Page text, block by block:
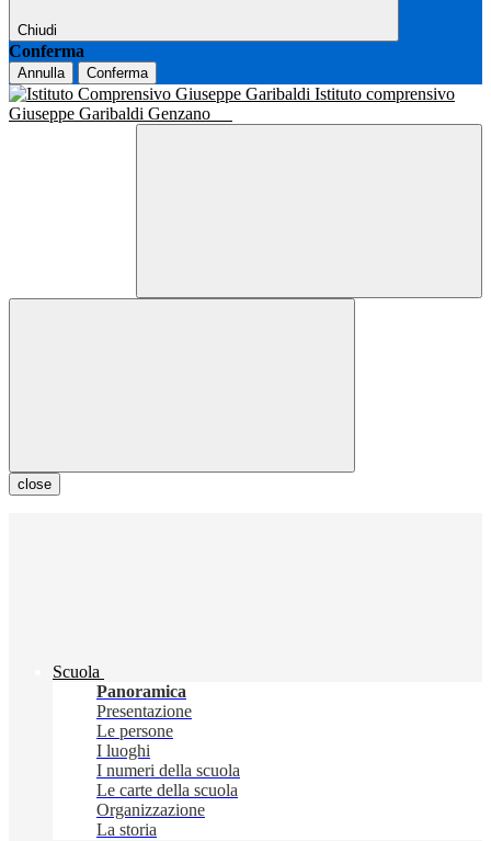
Chiudi
Conferma
Annulla Conferma
Istituto comprensivo
Giuseppe Garibaldi Genzano
close
Scuola
Panoramica
Presentazione
Le persone
I luoghi
I numeri della scuola
Le carte della scuola
Organizzazione
La storia